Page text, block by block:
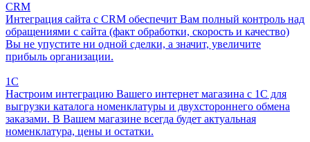
CRM
Интеграция сайта с CRM обеспечит Вам полный контроль над
обращениями с сайта (факт обработки, скорость и качество)
Вы не упустите ни одной сделки, а значит, увеличите
прибыль организации.
1С
Настроим интеграцию Вашего интернет магазина с 1С для
выгрузки каталога номенклатуры и двухстороннего обмена
заказами. В Вашем магазине всегда будет актуальная
номенклатура, цены и остатки.